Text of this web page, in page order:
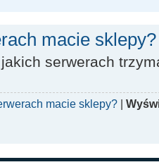
macie sklepy?
serwerach
macie sklepy?